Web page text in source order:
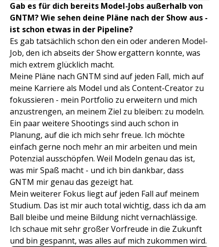
Gab es für dich bereits Model-Jobs außerhalb von
GNTM? Wie sehen deine Pläne nach der Show aus -
ist schon etwas in der Pipeline?
Es gab tatsächlich schon den ein oder anderen Model-
Job, den ich abseits der Show ergattern konnte, was
mich extrem glücklich macht.
Meine Pläne nach GNTM sind auf jeden Fall, mich auf
meine Karriere als Model und als Content-Creator zu
fokussieren - mein Portfolio zu erweitern und mich
anzustrengen, an meinem Ziel zu bleiben: zu modeln.
Ein paar weitere Shootings sind auch schon in
Planung, auf die ich mich sehr freue. Ich möchte
einfach gerne noch mehr an mir arbeiten und mein
Potenzial ausschöpfen. Weil Modeln genau das ist,
was mir Spaß macht - und ich bin dankbar, dass
GNTM mir genau das gezeigt hat.
Mein weiterer Fokus liegt auf jeden Fall auf meinem
Studium. Das ist mir auch total wichtig, dass ich da am
Ball bleibe und meine Bildung nicht vernachlässige.
Ich schaue mit sehr großer Vorfreude in die Zukunft
und bin gespannt, was alles auf mich zukommen wird.